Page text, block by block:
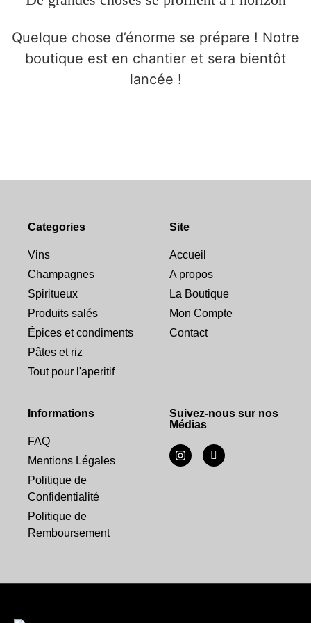
Quelque chose d’énorme se prépare ! Notre
boutique est en chantier et sera bientôt
lancée !
Categories
Vins
Champagnes
Spiritueux
Produits salés
Épices et condiments
Pâtes et riz
Tout pour l'aperitif
Site
Accueil
A propos
La Boutique
Mon Compte
Contact
Informations
FAQ
Mentions Légales
Politique de
Confidentialité
Politique de
Remboursement
Suivez-nous sur nos
Médias